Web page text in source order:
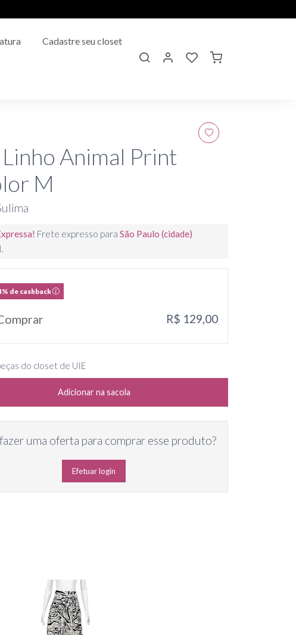
Cadastre seu closet
Linho Animal Print
M
Frete expresso para São Paulo (cidade)
de cashback
R$ 129,00
do closet de UIE
Adicionar na sacola
uma oferta para comprar esse produto?
Efetuar login